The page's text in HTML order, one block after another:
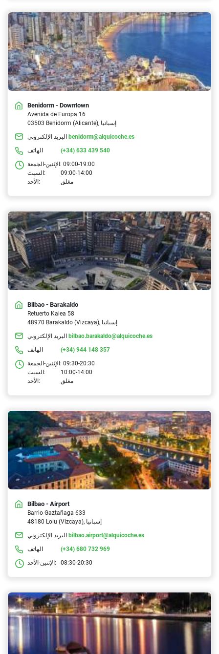
Benidorm - Downtown
Avenida de Europa 16
03503 Benidorm (Alicante), إسبانيا
البريد الإلكتروني
benidorm@alquicoche.es
الهاتف
(+34) 633 439 540
الإثنين-الجمعة: 09:00-19:00
السبت:
09:00-14:00
الأحد:
مغلق
Bilbao - Barakaldo
Retuerto Kalea 58
48970 Barakaldo (Vizcaya), إسبانيا
البريد الإلكتروني
bilbao.barakaldo@alquicoche.es
الهاتف
(+34) 944 148 357
الإثنين-الجمعة: 09:30-20:30
السبت:
10:00-14:00
الأحد:
مغلق
Bilbao - Airport
Barrio Gaztañaga 633
48180 Loiu (Vizcaya), إسبانيا
البريد الإلكتروني
bilbao.airport@alquicoche.es
الهاتف
(+34) 680 732 969
الإثنين-الأحد:
08:30-20:30